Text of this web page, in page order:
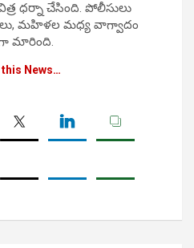
ధర్నా చేసింది. పోలీసులు
మహిళల మధ్య వాగ్వాదం
గా మారింది.
News…